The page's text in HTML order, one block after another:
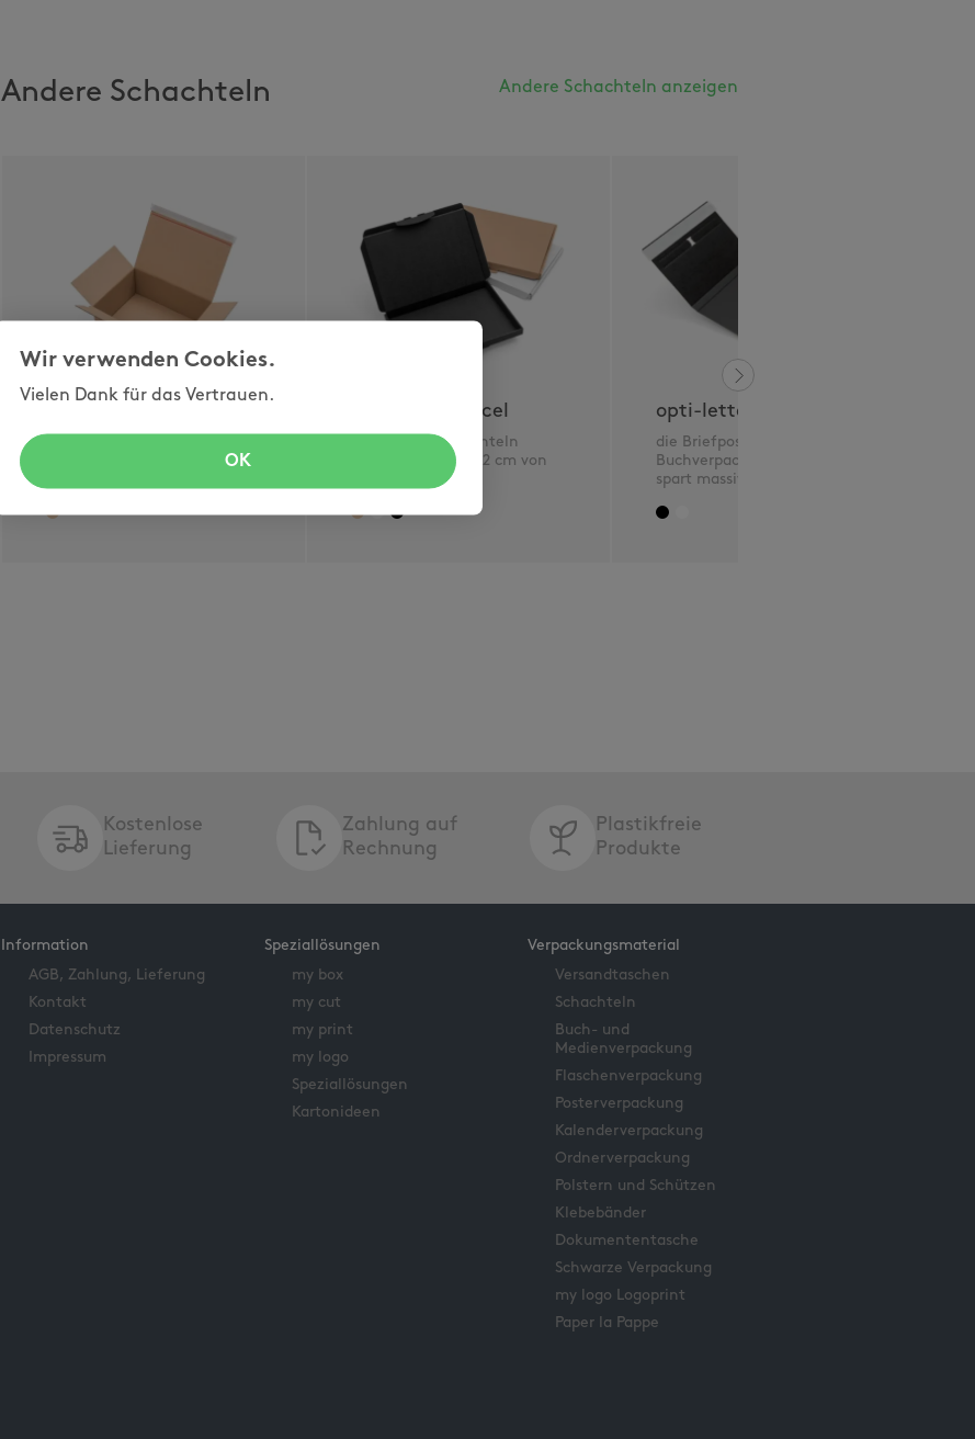
Andere Schachteln Andere Schachteln anzeigen
opti-letterparcel
Klappdeckelschachteln
briefpostkonform 2 cm von
opti-letterbox
die Briefpostkonforme
Buchverpackung mit 2 cm,
spart massiv Porto !
Kostenlose
Lieferung
Zahlung auf
Rechnung
Plastikfreie
Produkte
Information
AGB, Zahlung, Lieferung
Kontakt
Datenschutz
Impressum
Speziallösungen
my box
my cut
my print
my logo
Speziallösungen
Kartonideen
Verpackungsmaterial
Versandtaschen
Schachteln
Buch- und
Medienverpackung
Flaschenverpackung
Posterverpackung
Kalenderverpackung
Ordnerverpackung
Polstern und Schützen
Klebebänder
Dokumententasche
Schwarze Verpackung
my logo Logoprint
Paper la Pappe
Wir verwenden Cookies.
Vielen Dank für das Vertrauen.
OK